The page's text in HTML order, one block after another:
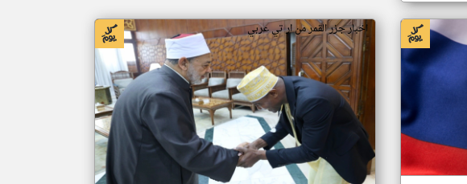
اخبار جزر القمر من ار تي عربي